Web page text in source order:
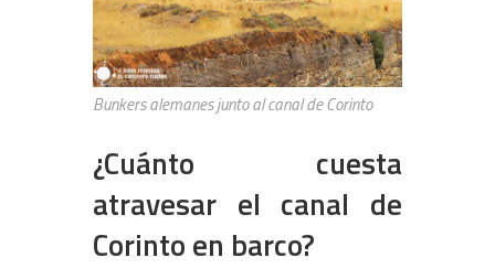
Bunkers alemanes junto al canal de Corinto
¿Cuánto cuesta
atravesar el canal de
Corinto en barco?